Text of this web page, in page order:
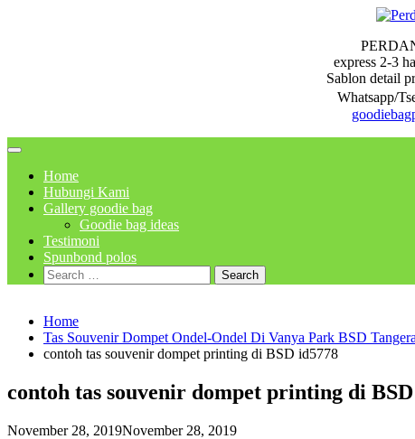
express 2-3
Sablon detail
Whatsapp/
Home
Hubungi Kami
Gallery goodie bag
Goodie bag ideas
Testimoni
Spunbond polos
Search
for:
Home
Tas Souvenir Dompet Ondel-Ondel Di Vanya Park BSD
contoh tas souvenir dompet printing di BSD id5778
contoh tas souvenir dompet printing di
November 28, 2019November 28, 2019